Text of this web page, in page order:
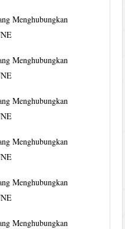
Menghubungkan
Menghubungkan
Menghubungkan
Menghubungkan
Menghubungkan
Menghubungkan